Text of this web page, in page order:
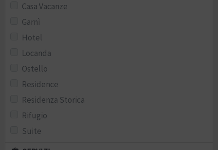
Casa Vacanze
Garnì
Hotel
Locanda
Ostello
Residence
Residenza Storica
Rifugio
Suite